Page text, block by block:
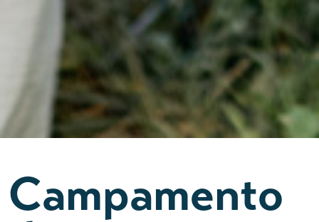
Campamento